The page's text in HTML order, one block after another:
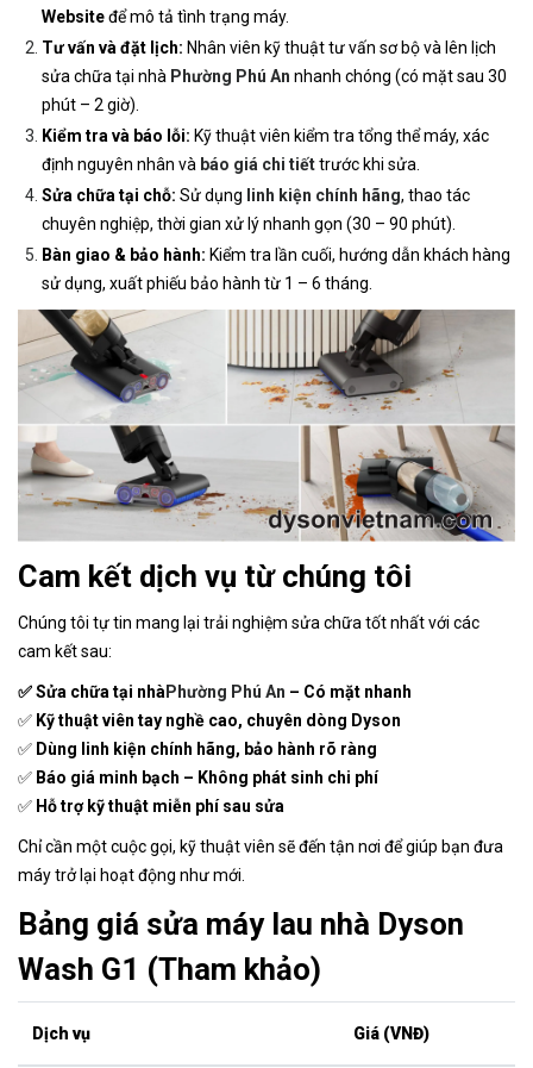
Websiteđể mô tả tình trạng máy.
Tư vấn và đặt lịch: Nhân viên kỹ thuật tư vấn sơ bộ và lên lịch
sửa chữa tại nhà Phường Phú An nhanh chóng (có mặt sau 30
phút – 2 giờ).
Kiểm tra và báo lỗi: Kỹ thuật viên kiểm tra tổng thể máy, xác
định nguyên nhân và báo giá chi tiếttrước khi sửa.
Sửa chữa tại chỗ: Sử dụng linh kiện chính hãng, thao tác
chuyên nghiệp, thời gian xử lý nhanh gọn (30 – 90 phút).
Bàn giao & bảo hành: Kiểm tra lần cuối, hướng dẫn khách hàng
sử dụng, xuất phiếu bảo hành từ 1 – 6 tháng.
Cam kết dịch vụ từ chúng tôi
Chúng tôi tự tin mang lại trải nghiệm sửa chữa tốt nhất với các
cam kết sau:
✅ Sửa chữa tại nhàPhường Phú An – Có mặt nhanh
✅ Kỹ thuật viên tay nghề cao, chuyên dòng Dyson
✅ Dùng linh kiện chính hãng, bảo hành rõ ràng
✅ Báo giá minh bạch – Không phát sinh chi phí
✅ Hỗ trợ kỹ thuật miễn phí sau sửa
Chỉ cần một cuộc gọi, kỹ thuật viên sẽ đến tận nơi để giúp bạn đưa
máy trở lại hoạt động như mới.
Bảng giá sửa máy lau nhà Dyson
Wash G1 (Tham khảo)
Dịch vụ Giá (VNĐ)